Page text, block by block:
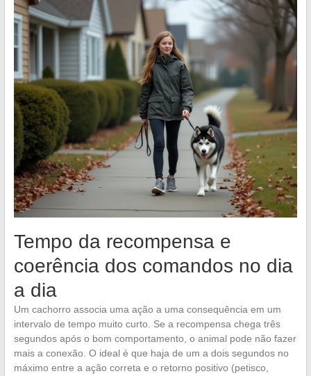
Tempo da recompensa e
coerência dos comandos no dia
a dia
Um cachorro associa uma ação a uma consequência em um
intervalo de tempo muito curto. Se a recompensa chega três
segundos após o bom comportamento, o animal pode não fazer
mais a conexão. O ideal é que haja de um a dois segundos no
máximo entre a ação correta e o retorno positivo (petisco,